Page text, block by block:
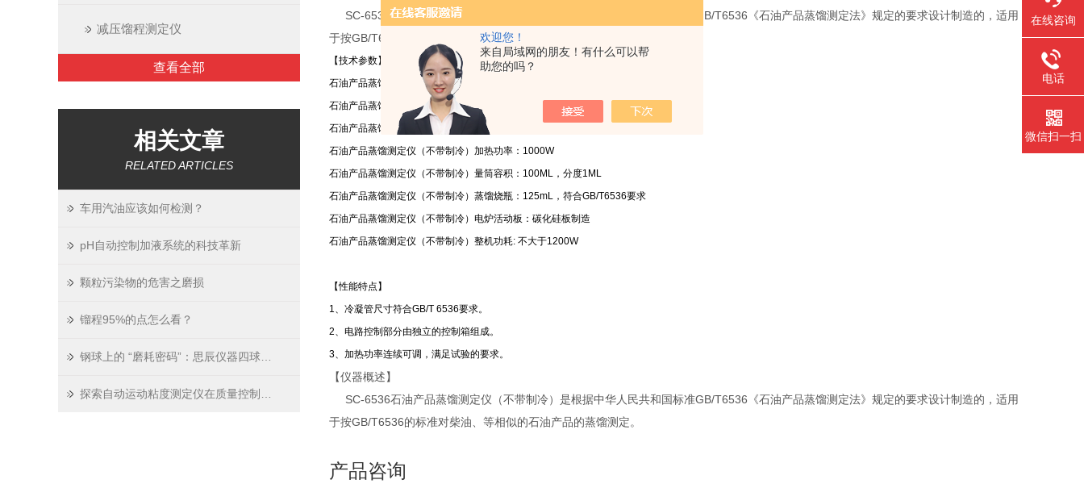
欢迎您！
来自局域网的朋友！有什么可以帮
助您的吗？
减压馏程测定仪
查看全部
相关文章
RELATED ARTICLES
车用汽油应该如何检测？
pH自动控制加液系统的科技革新
颗粒污染物的危害之磨损
镏程95%的点怎么看？
SC-6536石油产品蒸馏测定仪（不带制冷）是根据中华人民共和国标准GB/T6536《石油产品蒸馏测定法》规定的要求设计制造的，适用
于按GB/T6536的标准对柴油、等相似的石油产品的蒸馏测定。
【技术参数】
石油产品蒸馏测定仪（不带制冷）工作电源：AC220V±10% 50Hz
石油产品蒸馏测定仪（不带制冷）水浴控温：室温～100℃任意设置
石油产品蒸馏测定仪（不带制冷）控温精度：±1℃
石油产品蒸馏测定仪（不带制冷）加热功率：1000W
石油产品蒸馏测定仪（不带制冷）量筒容积：100ML，分度1ML
石油产品蒸馏测定仪（不带制冷）蒸馏烧瓶：125mL，符合GB/T6536要求
石油产品蒸馏测定仪（不带制冷）电炉活动板：碳化硅板制造
石油产品蒸馏测定仪（不带制冷）整机功耗: 不大于1200W
【性能特点】
1、冷凝管尺寸符合GB/T 6536要求。
2、电路控制部分由独立的控制箱组成。
3、加热功率连续可调，满足试验的要求。
【仪器概述】
SC-6536石油产品蒸馏测定仪（不带制冷）是根据中华人民共和国标准GB/T6536《石油产品蒸馏测定法》规定的要求设计制造的，适用
于按GB/T6536的标准对柴油、等相似的石油产品的蒸馏测定。
产品咨询
在线咨询
电话
微信扫一扫